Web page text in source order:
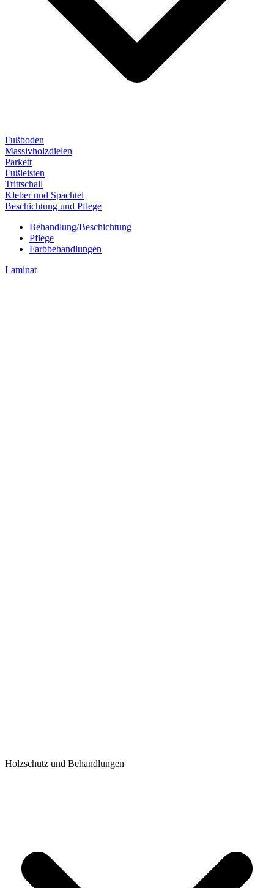
Fußboden
Massivholzdielen
Parkett
Fußleisten
Trittschall
Kleber und Spachtel
Beschichtung und Pflege
Behandlung/Beschichtung
Pflege
Farbbehandlungen
Laminat
Holzschutz und Behandlungen